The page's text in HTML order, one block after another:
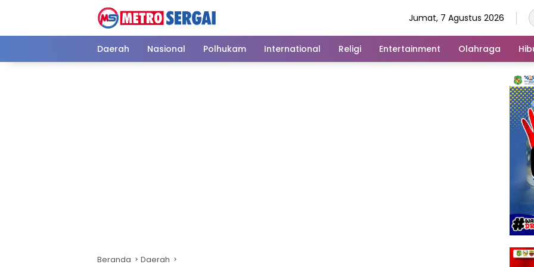
Jumat, 7 Agustus 2026
Daerah Nasional Polhukam International Religi Entertainment Olahraga
Beranda Daerah